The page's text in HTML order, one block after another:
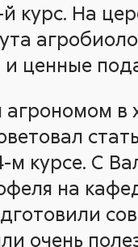
курс. На
ценные
в
м курсе. С
на
очень